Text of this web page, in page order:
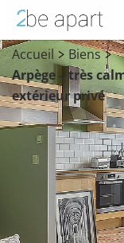
Accueil > Biens >
Arpège – très
extérieur privé